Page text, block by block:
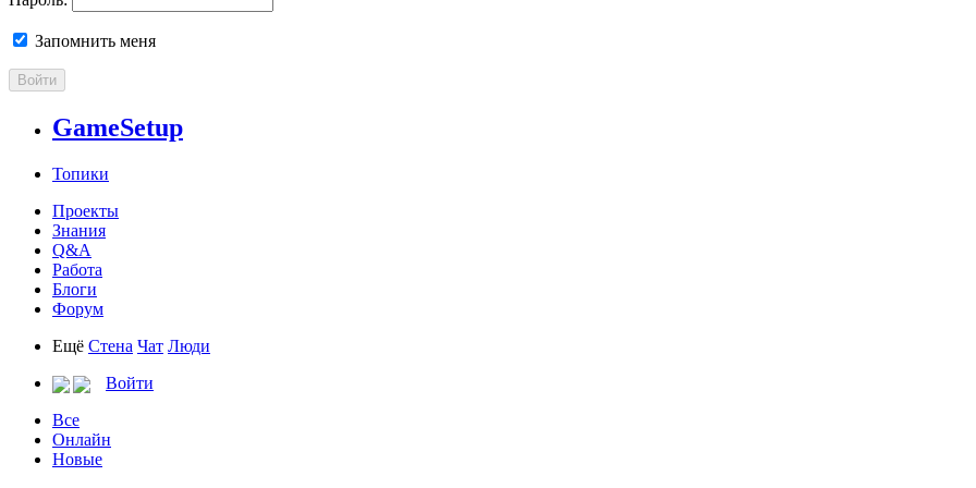
Запомнить меня
Войти
GameSetup
Топики
Проекты
Знания
Q&A
Работа
Блоги
Форум
Ещё Стена Чат Люди
Войти
Все
Онлайн
Новые